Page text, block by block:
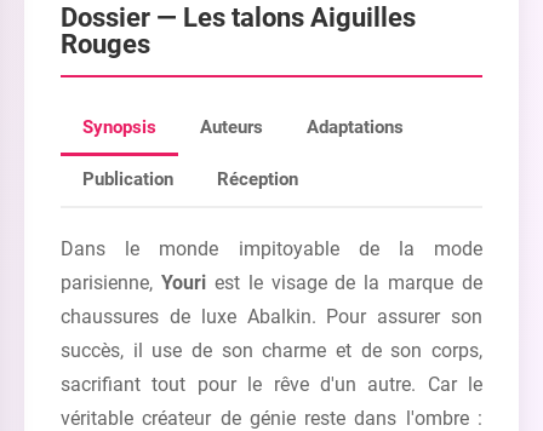
Dossier — Les talons Aiguilles
Rouges
Synopsis Auteurs Adaptations
Publication Réception
Dans le monde impitoyable de la mode
parisienne, Youriest le visage de la marque de
chaussures de luxe Abalkin. Pour assurer son
succès, il use de son charme et de son corps,
sacrifiant tout pour le rêve d'un autre. Car le
véritable créateur de génie reste dans l'ombre :